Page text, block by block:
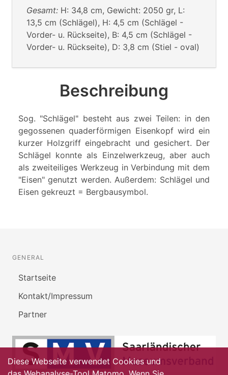
Gesamt: H: 34,8 cm, Gewicht: 2050 gr, L:
13,5 cm (Schlägel), H: 4,5 cm (Schlägel -
Vorder- u. Rückseite), B: 4,5 cm (Schlägel -
Vorder- u. Rückseite), D: 3,8 cm (Stiel - oval)
Beschreibung
Sog. "Schlägel" besteht aus zwei Teilen: in den
gegossenen quaderförmigen Eisenkopf wird ein
kurzer Holzgriff eingebracht und gesichert. Der
Schlägel konnte als Einzelwerkzeug, aber auch
als zweiteiliges Werkzeug in Verbindung mit dem
"Eisen" genutzt werden. Außerdem: Schlägel und
Eisen gekreuzt = Bergbausymbol.
GENERAL
Startseite
Kontakt/Impressum
Partner
Diese Webseite verwendet Cookies und